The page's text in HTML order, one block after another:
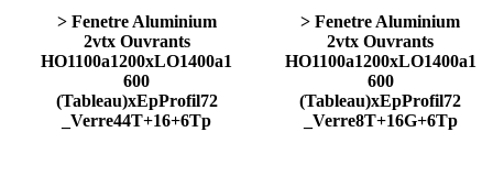
> Fenetre Aluminium
2vtx Ouvrants
HO1100a1200xLO1400a1
600
(Tableau)xEpProfil72
_Verre44T+16+6Tp
> Fenetre Aluminium
2vtx Ouvrants
HO1100a1200xLO1400a1
600
(Tableau)xEpProfil72
_Verre8T+16G+6Tp